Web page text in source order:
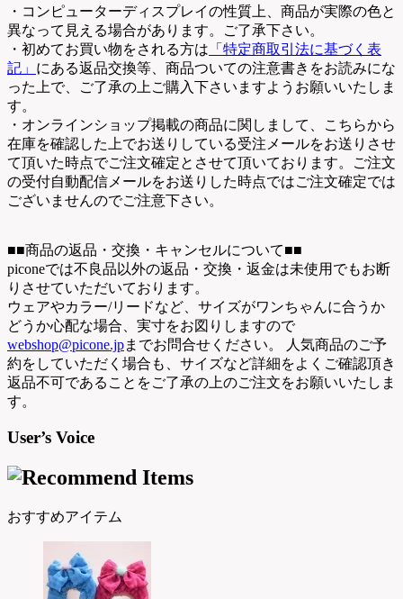
・コンピューターディスプレイの性質上、商品が実際の色と
異なって見える場合があります。ご了承下さい。
・初めてお買い物をされる方は 「特定商取引法に基づく表
記」 にある返品交換等、商品ついての注意書きをお読みにな
った上で、ご了承の上ご購入下さいますようお願いいたしま
す。
・オンラインショップ掲載の商品に関しまして、こちらから
在庫を確認した上でお送りしている受注メールをお送りさせ
て頂いた時点でご注文確定とさせて頂いております。ご注文
の受付自動配信メールをお送りした時点ではご注文確定では
ございませんのでご注意下さい。
■■商品の返品・交換・キャンセルについて■■
piconeでは不良品以外の返品・交換・返金は未使用でもお断
りさせていただいております。
ウェアやカラー/リードなど、サイズがワンちゃんに合うか
どうか心配な場合、実寸をお図りしますので
webshop@picone.jpまでお問合せください。 人気商品のご予
約をしていただく場合も、サイズなど詳細をよくご確認頂き
返品不可であることをご了承の上のご注文をお願いいたしま
す。
User’s Voice
おすすめアイテム